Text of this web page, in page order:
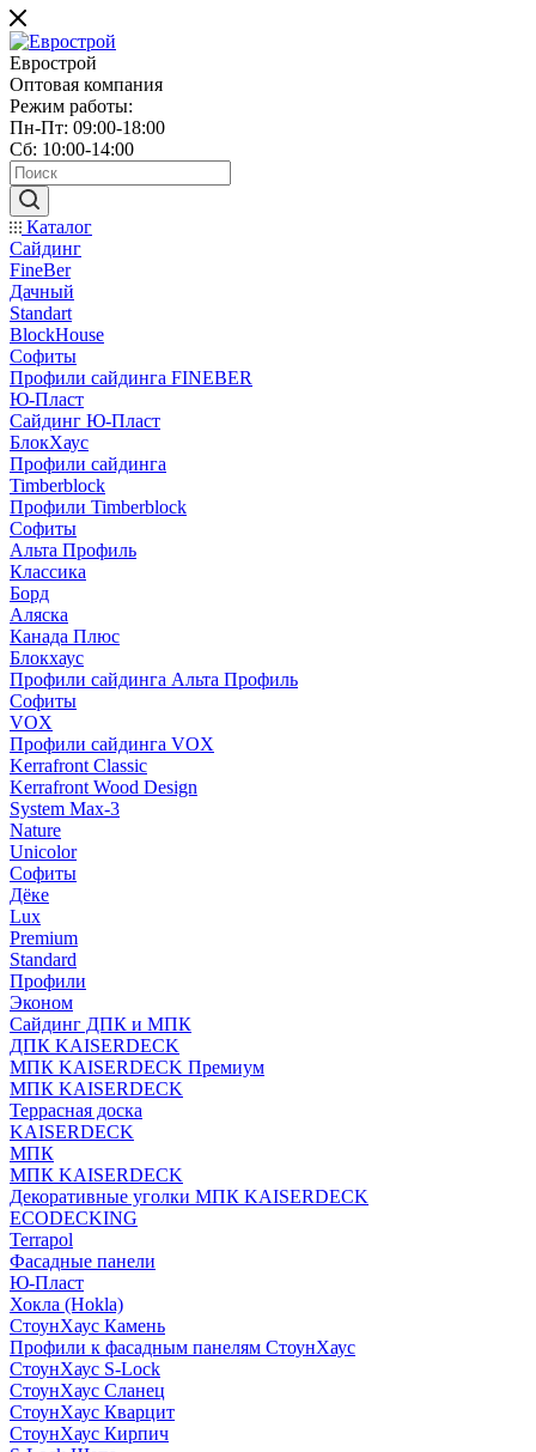
Еврострой
Оптовая компания
Режим работы:
Пн-Пт: 09:00-18:00
Сб: 10:00-14:00
Каталог
Сайдинг
FineBer
Дачный
Standart
BlockHouse
Софиты
Профили сайдинга FINEBER
Ю-Пласт
Сайдинг Ю-Пласт
БлокХаус
Профили сайдинга
Timberblock
Профили Timberblock
Софиты
Альта Профиль
Классика
Борд
Аляска
Канада Плюс
Блокхаус
Профили сайдинга Альта Профиль
Софиты
VOX
Профили сайдинга VOX
Kerrafront Classic
Kerrafront Wood Design
System Max-3
Nature
Unicolor
Софиты
Дёке
Lux
Premium
Standard
Профили
Эконом
Сайдинг ДПК и МПК
ДПК KAISERDECK
МПК KAISERDECK Премиум
МПК KAISERDECK
Террасная доска
KAISERDECK
МПК
МПК KAISERDECK
Декоративные уголки МПК KAISERDECK
ECODECKING
Terrapol
Фасадные панели
Ю-Пласт
Хокла (Hokla)
СтоунХаус Камень
Профили к фасадным панелям СтоунХаус
СтоунХаус S-Lock
СтоунХаус Сланец
СтоунХаус Кварцит
СтоунХаус Кирпич